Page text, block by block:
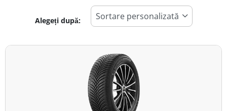
Toate tipurile (5)
Alegeți după: